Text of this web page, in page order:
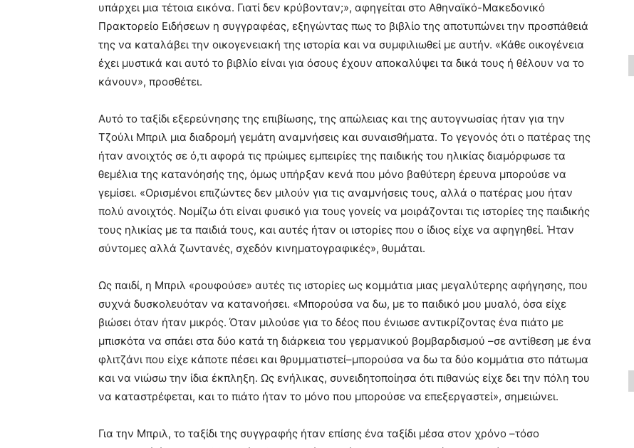
υπάρχει μια τέτοια εικόνα. Γιατί δεν κρύβονταν;», αφηγείται στο Αθηναϊκό-Μακεδονικό
Πρακτορείο Ειδήσεων η συγγραφέας, εξηγώντας πως το βιβλίο της αποτυπώνει την προσπάθειά
της να καταλάβει την οικογενειακή της ιστορία και να συμφιλιωθεί με αυτήν. «Κάθε οικογένεια
έχει μυστικά και αυτό το βιβλίο είναι για όσους έχουν αποκαλύψει τα δικά τους ή θέλουν να το
κάνουν», προσθέτει.
Αυτό το ταξίδι εξερεύνησης της επιβίωσης, της απώλειας και της αυτογνωσίας ήταν για την
Τζούλι Μπριλ μια διαδρομή γεμάτη αναμνήσεις και συναισθήματα. Το γεγονός ότι ο πατέρας της
ήταν ανοιχτός σε ό,τι αφορά τις πρώιμες εμπειρίες της παιδικής του ηλικίας διαμόρφωσε τα
θεμέλια της κατανόησής της, όμως υπήρξαν κενά που μόνο βαθύτερη έρευνα μπορούσε να
γεμίσει. «Ορισμένοι επιζώντες δεν μιλούν για τις αναμνήσεις τους, αλλά ο πατέρας μου ήταν
πολύ ανοιχτός. Νομίζω ότι είναι φυσικό για τους γονείς να μοιράζονται τις ιστορίες της παιδικής
τους ηλικίας με τα παιδιά τους, και αυτές ήταν οι ιστορίες που ο ίδιος είχε να αφηγηθεί. Ήταν
σύντομες αλλά ζωντανές, σχεδόν κινηματογραφικές», θυμάται.
Ως παιδί, η Μπριλ «ρουφούσε» αυτές τις ιστορίες ως κομμάτια μιας μεγαλύτερης αφήγησης, που
συχνά δυσκολευόταν να κατανοήσει. «Μπορούσα να δω, με το παιδικό μου μυαλό, όσα είχε
βιώσει όταν ήταν μικρός. Όταν μιλούσε για το δέος που ένιωσε αντικρίζοντας ένα πιάτο με
μπισκότα να σπάει στα δύο κατά τη διάρκεια του γερμανικού βομβαρδισμού –σε αντίθεση με ένα
φλιτζάνι που είχε κάποτε πέσει και θρυμματιστεί–μπορούσα να δω τα δύο κομμάτια στο πάτωμα
και να νιώσω την ίδια έκπληξη. Ως ενήλικας, συνειδητοποίησα ότι πιθανώς είχε δει την πόλη του
να καταστρέφεται, και το πιάτο ήταν το μόνο που μπορούσε να επεξεργαστεί», σημειώνει.
Για την Μπριλ, το ταξίδι της συγγραφής ήταν επίσης ένα ταξίδι μέσα στον χρόνο –τόσο